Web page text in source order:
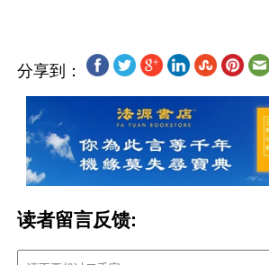
分享到：
读者留言反馈: